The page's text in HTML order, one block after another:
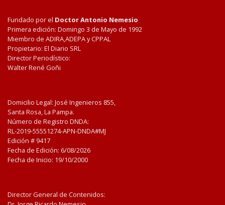
Fundado por el Doctor Antonio Nemesio
Primera edición: Domingo 3 de Mayo de 1992
Miembro de ADIRA,ADEPA y CPPAL
Propietario: El Diario SRL
Director Periodístico:
Walter René Goñi
Domicilio Legal: José Ingenieros 855,
Santa Rosa, La Pampa.
Número de Registro DNDA:
RL-2019-55551274-APN-DNDA#MJ
Edición # 9417
Fecha de Edición: 6/08/2026
Fecha de Inicio: 19/10/2000
Director General de Contenidos: